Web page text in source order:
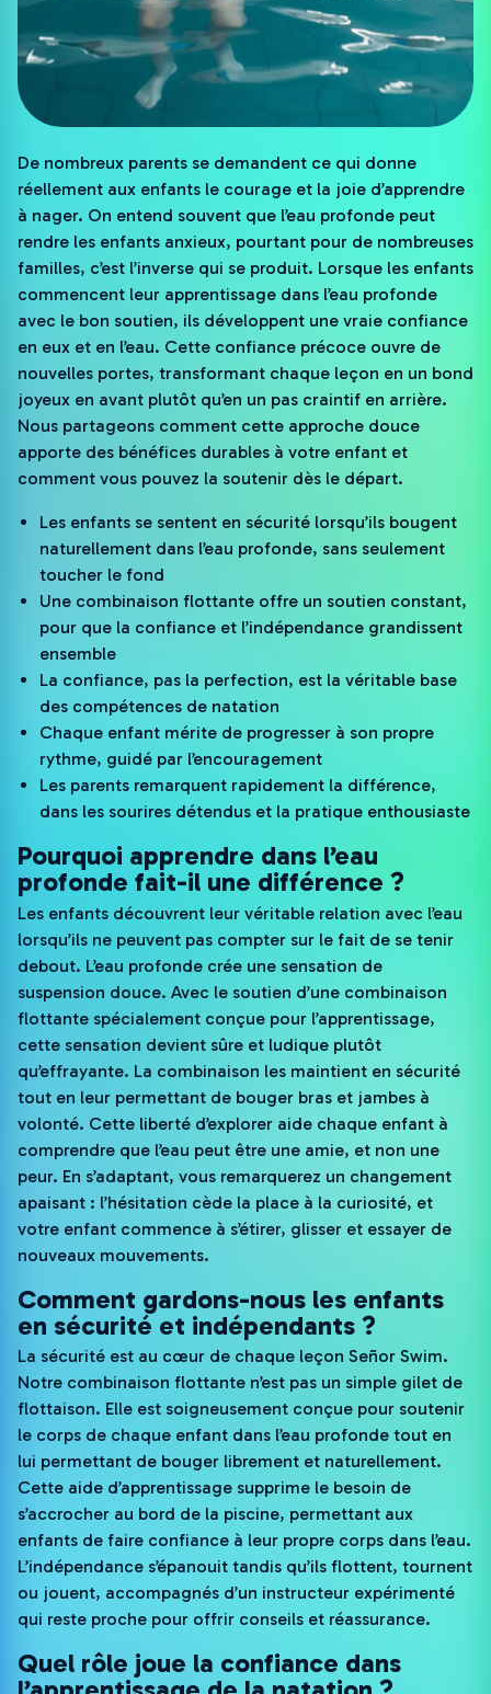
De nombreux parents se demandent ce qui donne
réellement aux enfants le courage et la joie d’apprendre
à nager. On entend souvent que l’eau profonde peut
rendre les enfants anxieux, pourtant pour de nombreuses
familles, c’est l’inverse qui se produit. Lorsque les enfants
commencent leur apprentissage dans l’eau profonde
avec le bon soutien, ils développent une vraie confiance
en eux et en l’eau. Cette confiance précoce ouvre de
nouvelles portes, transformant chaque leçon en un bond
joyeux en avant plutôt qu’en un pas craintif en arrière.
Nous partageons comment cette approche douce
apporte des bénéfices durables à votre enfant et
comment vous pouvez la soutenir dès le départ.
Les enfants se sentent en sécurité lorsqu’ils bougent
naturellement dans l’eau profonde, sans seulement
toucher le fond
Une combinaison flottante offre un soutien constant,
pour que la confiance et l’indépendance grandissent
ensemble
La confiance, pas la perfection, est la véritable base
des compétences de natation
Chaque enfant mérite de progresser à son propre
rythme, guidé par l’encouragement
Les parents remarquent rapidement la différence,
dans les sourires détendus et la pratique enthousiaste
Pourquoi apprendre dans l’eau
profonde fait-il une différence ?
Les enfants découvrent leur véritable relation avec l’eau
lorsqu’ils ne peuvent pas compter sur le fait de se tenir
debout. L’eau profonde crée une sensation de
suspension douce. Avec le soutien d’une combinaison
flottante spécialement conçue pour l’apprentissage,
cette sensation devient sûre et ludique plutôt
qu’effrayante. La combinaison les maintient en sécurité
tout en leur permettant de bouger bras et jambes à
volonté. Cette liberté d’explorer aide chaque enfant à
comprendre que l’eau peut être une amie, et non une
peur. En s’adaptant, vous remarquerez un changement
apaisant : l’hésitation cède la place à la curiosité, et
votre enfant commence à s’étirer, glisser et essayer de
nouveaux mouvements.
Comment gardons-nous les enfants
en sécurité et indépendants ?
La sécurité est au cœur de chaque leçon Señor Swim.
Notre combinaison flottante n’est pas un simple gilet de
flottaison. Elle est soigneusement conçue pour soutenir
le corps de chaque enfant dans l’eau profonde tout en
lui permettant de bouger librement et naturellement.
Cette aide d’apprentissage supprime le besoin de
s’accrocher au bord de la piscine, permettant aux
enfants de faire confiance à leur propre corps dans l’eau.
L’indépendance s’épanouit tandis qu’ils flottent, tournent
ou jouent, accompagnés d’un instructeur expérimenté
qui reste proche pour offrir conseils et réassurance.
Quel rôle joue la confiance dans